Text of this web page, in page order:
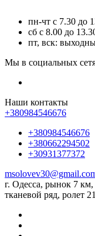
пн-чт с 7.30 до
сб с 8.00 до
пт, вск:
Мы в социальных
Наши контакты
+380984546676
+380984546676
+380662294502
+30931377372
г. Одесса, рынок 7
тканевой ряд, ролет